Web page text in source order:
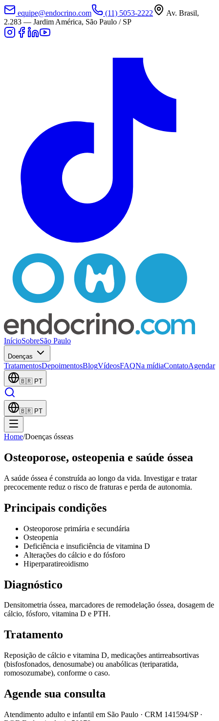
equipe@endocrino.com (11) 5053-2222
Av. Brasil,
2.283 — Jardim América, São Paulo / SP
InícioSobreSão Paulo
Doenças
TratamentosDepoimentosBlogVídeosFAQNa mídiaContatoAgendar
🇧🇷 PT
🇧🇷 PT
Home/Doenças ósseas
Osteoporose, osteopenia e saúde óssea
A saúde óssea é construída ao longo da vida. Investigar e tratar
precocemente reduz o risco de fraturas e perda de autonomia.
Principais condições
Osteoporose primária e secundária
Osteopenia
Deficiência e insuficiência de vitamina D
Alterações do cálcio e do fósforo
Hiperparatireoidismo
Diagnóstico
Densitometria óssea, marcadores de remodelação óssea, dosagem de
cálcio, fósforo, vitamina D e PTH.
Tratamento
Reposição de cálcio e vitamina D, medicações antirreabsortivas
(bisfosfonados, denosumabe) ou anabólicas (teriparatida,
romosozumabe), conforme o caso.
Agende sua consulta
Atendimento adulto e infantil em São Paulo · CRM 141594/SP·